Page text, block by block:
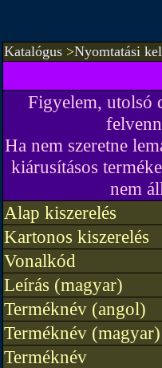
Katalógus >Nyomtatási
Figyelem, utolsó
Ha nem szeretne
kiárusításos
nem
Alap kiszerelés
Kartonos kiszerelés
Vonalkód
Leírás (magyar)
Terméknév (angol)
Terméknév (magyar)
Terméknév